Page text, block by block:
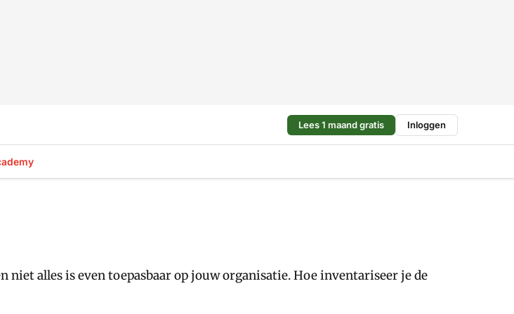
Lees 1 maand gratis Inloggen
alles is even toepasbaar op jouw organisatie. Hoe inventariseer je de